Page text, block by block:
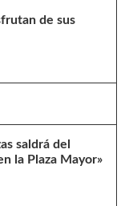
de sus
saldrá del
la Plaza Mayor»